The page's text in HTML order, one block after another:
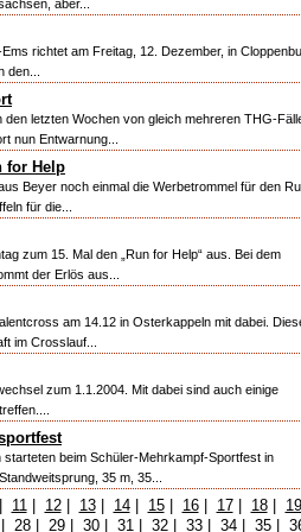
aber...
richtet am Freitag, 12. Dezember, in
den letzten Wochen von gleich mehreren THG-
nun Entwarnung...
for Help
Beyer noch einmal die Werbetrommel für den
für die...
zum 15. Mal den „Run for Help“ aus. Bei dem
der Erlös aus...
am 14.12 in Osterkappeln mit dabei.
im Crosslauf...
zum 1.1.2004. Mit dabei sind auch einige
beim Schüler-Mehrkampf-Sportfest in
35 m, 35...
11| 12| 13| 14| 15| 16| 17| 18| 19
28| 29| 30| 31| 32| 33| 34| 35|